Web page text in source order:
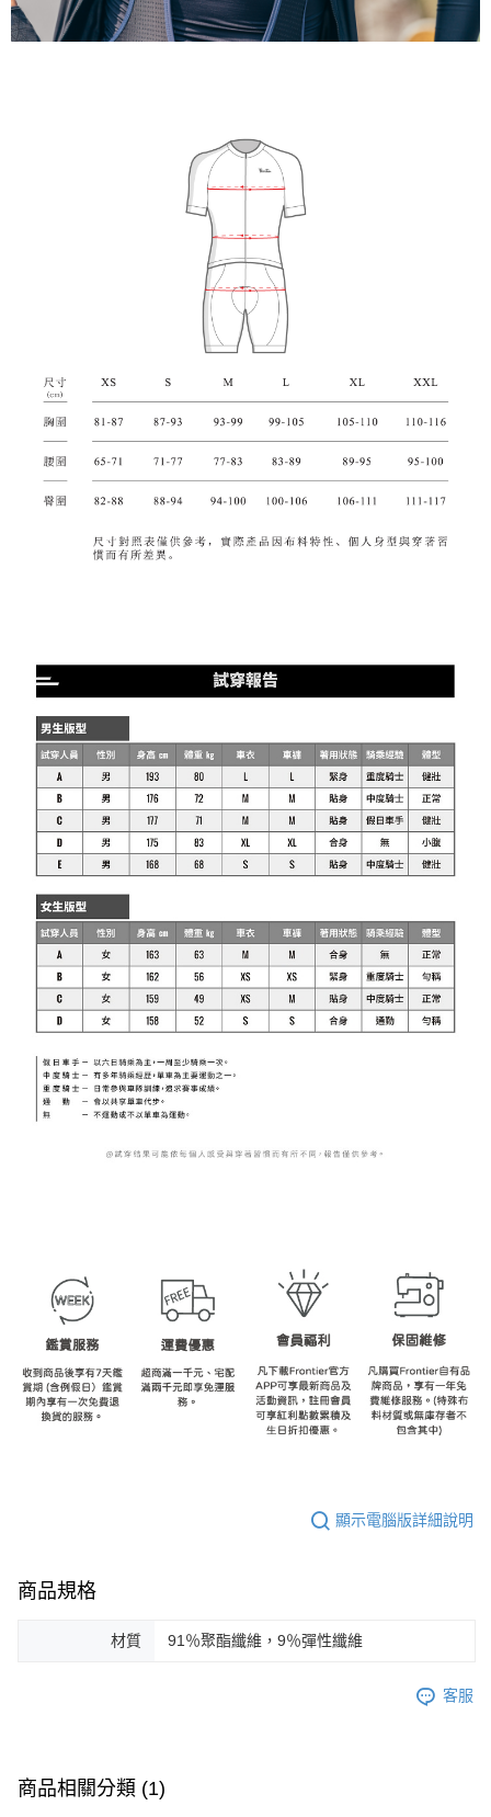
顯示電腦版詳細說明
商品規格
材質 91％聚酯纖維，9％彈性纖維
客服
商品相關分類 (1)